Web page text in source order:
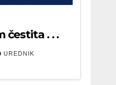
čestita . . .
UREDNIK